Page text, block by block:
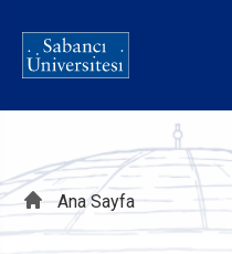
Sayfa
yolu
Ana Sayfa